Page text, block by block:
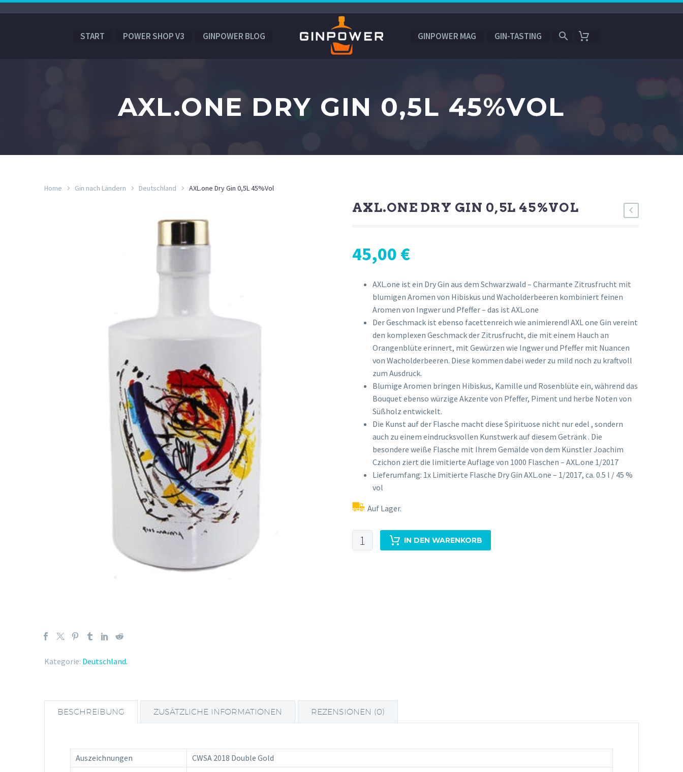
START POWER SHOP V3 GINPOWER BLOG GINPOWER MAG GIN-TASTING
AXL.ONE DRY GIN 0,5L 45%VOL
Home Gin nach Ländern Deutschland AXL.one Dry Gin 0,5L 45%Vol
Kategorie: Deutschland.
AXL.ONE DRY GIN 0,5L 45%VOL
45,00 €
AXL.one ist ein Dry Gin aus dem Schwarzwald – Charmante Zitrusfrucht mit
blumigen Aromen von Hibiskus und Wacholderbeeren kombiniert feinen
Aromen von Ingwer und Pfeffer – das ist AXL.one
Der Geschmack ist ebenso facettenreich wie animierend! AXL one Gin vereint
den komplexen Geschmack der Zitrusfrucht, die mit einem Hauch an
Orangenblüte erinnert, mit Gewürzen wie Ingwer und Pfeffer mit Nuancen
von Wacholderbeeren. Diese kommen dabei weder zu mild noch zu kraftvoll
zum Ausdruck.
Blumige Aromen bringen Hibiskus, Kamille und Rosenblüte ein, während das
Bouquet ebenso würzige Akzente von Pfeffer, Piment und herbe Noten von
Süßholz entwickelt.
Die Kunst auf der Flasche macht diese Spirituose nicht nur edel , sondern
auch zu einem eindrucksvollen Kunstwerk auf diesem Getränk . Die
besondere weiße Flasche mit Ihrem Gemälde von dem Künstler Joachim
Czichon ziert die limitierte Auflage von 1000 Flaschen – AXL.one 1/2017
Lieferumfang: 1x Limitierte Flasche Dry Gin AXL.one – 1/2017, ca. 0.5 l / 45 %
vol
Auf Lager.
AXL.one
Dry
IN DEN WARENKORB
BESCHREIBUNG ZUSÄTZLICHE INFORMATIONEN REZENSIONEN (0)
Auszeichnungen
CWSA 2018 Double Gold